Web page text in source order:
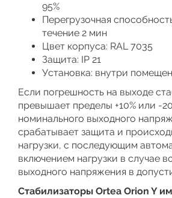
95%
Перегрузочная
течение 2 мин
Цвет корпуса: RAL 7035
Защита: IP 21
Установка: внутри
Если погрешность на выходе
превышает пределы +10% или -
номинального выходного
срабатывает защита и
нагрузки, с последующим
включением нагрузки в случае
выходного напряжения в
Стабилизаторы Ortea Orion Y